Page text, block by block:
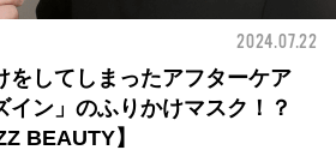
2024.07.22
をしてしまったアフターケア
ン」のふりかけマスク！？
BEAUTY】